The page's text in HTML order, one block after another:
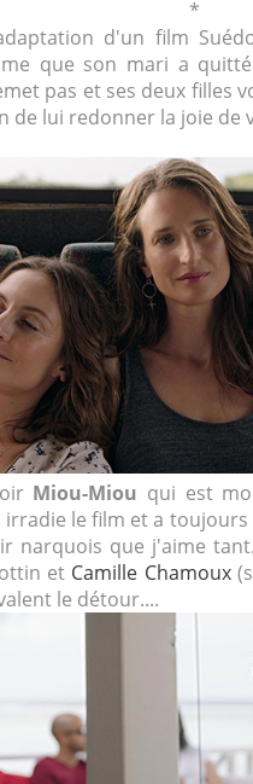
*
d'un film
que son mari a
pas et ses deux filles
de lui redonner la joie de
Miou-Miou qui est
le film et a toujours
narquois que j'aime
et Camille Chamoux
le détour....